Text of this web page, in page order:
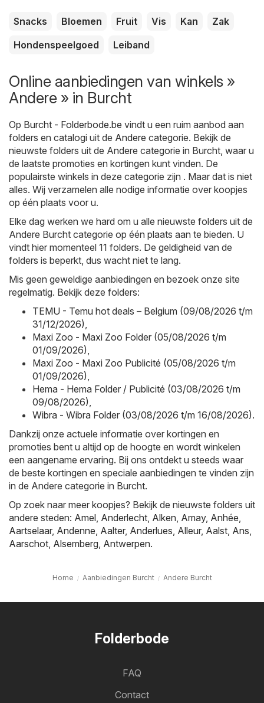
Snacks Bloemen Fruit Vis Kan
Zak
Hondenspeelgoed
Leiband
Online aanbiedingen van winkels »
Andere » in Burcht
Op Burcht - Folderbode.be vindt u een ruim aanbod aan
folders en catalogi uit de Andere categorie. Bekijk de
nieuwste folders uit de Andere categorie in Burcht, waar u
de laatste promoties en kortingen kunt vinden. De
populairste winkels in deze categorie zijn . Maar dat is niet
alles. Wij verzamelen alle nodige informatie over koopjes
op één plaats voor u.
Elke dag werken we hard om u alle nieuwste folders uit de
Andere Burcht categorie op één plaats aan te bieden. U
vindt hier momenteel 11 folders. De geldigheid van de
folders is beperkt, dus wacht niet te lang.
Mis geen geweldige aanbiedingen en bezoek onze site
regelmatig. Bekijk deze folders:
TEMU - Temu hot deals – Belgium (09/08/2026 t/m
31/12/2026)
Maxi Zoo - Maxi Zoo Folder (05/08/2026 t/m
01/09/2026)
Maxi Zoo - Maxi Zoo Publicité (05/08/2026 t/m
01/09/2026)
Hema - Hema Folder / Publicité (03/08/2026 t/m
09/08/2026)
Wibra - Wibra Folder (03/08/2026 t/m 16/08/2026).
Dankzij onze actuele informatie over kortingen en
promoties bent u altijd op de hoogte en wordt winkelen
een aangename ervaring. Bij ons ontdekt u steeds waar
de beste kortingen en speciale aanbiedingen te vinden zijn
in de Andere categorie in Burcht.
Op zoek naar meer koopjes? Bekijk de nieuwste folders uit
andere steden: Amel Anderlecht Alken Amay, Anhée
Aartselaar, Andenne Aalter, Anderlues Alleur, Aalst Ans
Aarschot Alsemberg Antwerpen.
Home Aanbiedingen Burcht Andere Burcht
Folderbode
FAQ
Contact